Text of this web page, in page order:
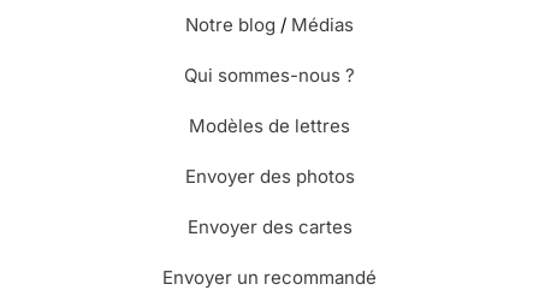
Notre blog / Médias
Qui sommes-nous ?
Modèles de lettres
Envoyer des photos
Envoyer des cartes
Envoyer un recommandé